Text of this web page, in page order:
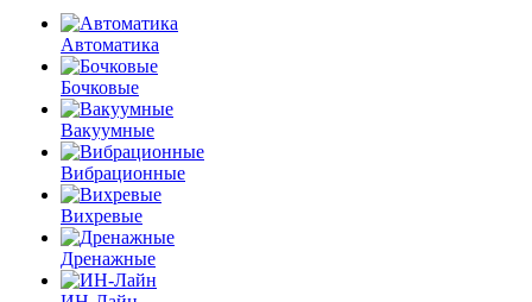
Автоматика
Бочковые
Вакуумные
Вибрационные
Вихревые
Дренажные